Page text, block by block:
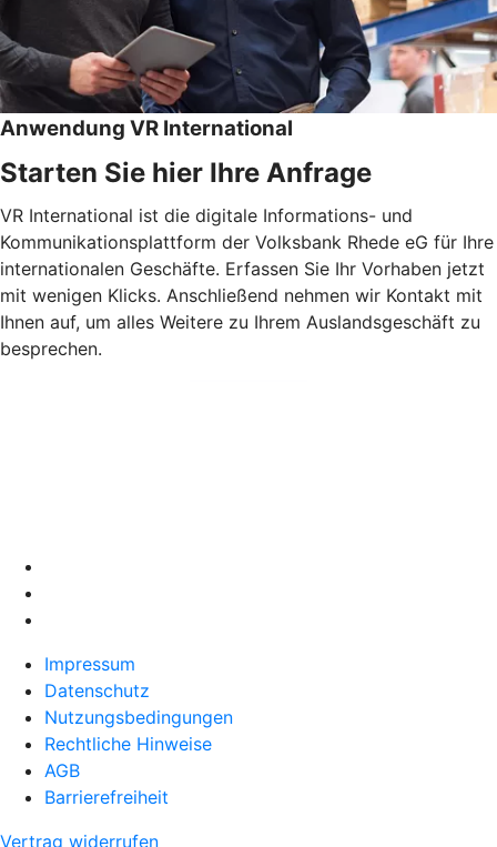
Anwendung VR International
Starten Sie hier Ihre Anfrage
VR International ist die digitale Informations- und
Kommunikationsplattform der Volksbank Rhede eG für Ihre
internationalen Geschäfte. Erfassen Sie Ihr Vorhaben jetzt
mit wenigen Klicks. Anschließend nehmen wir Kontakt mit
Ihnen auf, um alles Weitere zu Ihrem Auslandsgeschäft zu
besprechen.
Impressum
Datenschutz
Nutzungsbedingungen
Rechtliche Hinweise
AGB
Barrierefreiheit
Vertrag widerrufen